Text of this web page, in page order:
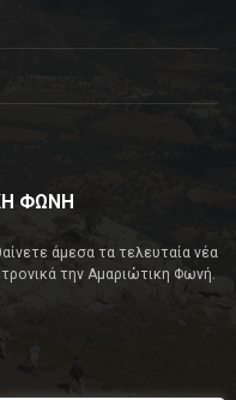
ΦΩΝΗ
άμεσα τα τελευταία νέα
την Αμαριώτικη Φωνή.